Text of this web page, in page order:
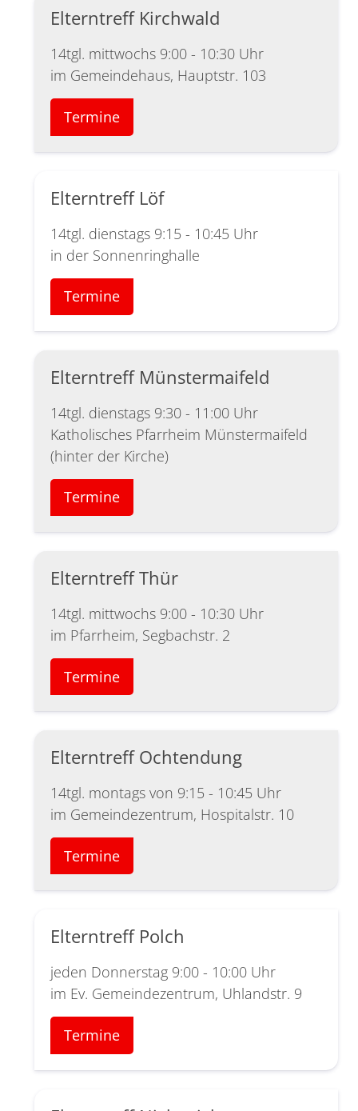
Elterntreff Kirchwald
14tgl. mittwochs 9:00 - 10:30 Uhr
im Gemeindehaus, Hauptstr. 103
Termine
Elterntreff Löf
14tgl. dienstags 9:15 - 10:45 Uhr
in der Sonnenringhalle
Termine
Elterntreff Münstermaifeld
14tgl. dienstags 9:30 - 11:00 Uhr
Katholisches Pfarrheim Münstermaifeld
(hinter der Kirche)
Termine
Elterntreff Thür
14tgl. mittwochs 9:00 - 10:30 Uhr
im Pfarrheim, Segbachstr. 2
Termine
Elterntreff Ochtendung
14tgl. montags von 9:15 - 10:45 Uhr
im Gemeindezentrum, Hospitalstr. 10
Termine
Elterntreff Polch
jeden Donnerstag 9:00 - 10:00 Uhr
im Ev. Gemeindezentrum, Uhlandstr. 9
Termine